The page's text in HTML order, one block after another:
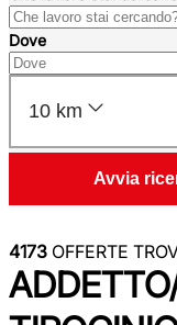
Dove
10 km
Avvia
4173 OFFERTE